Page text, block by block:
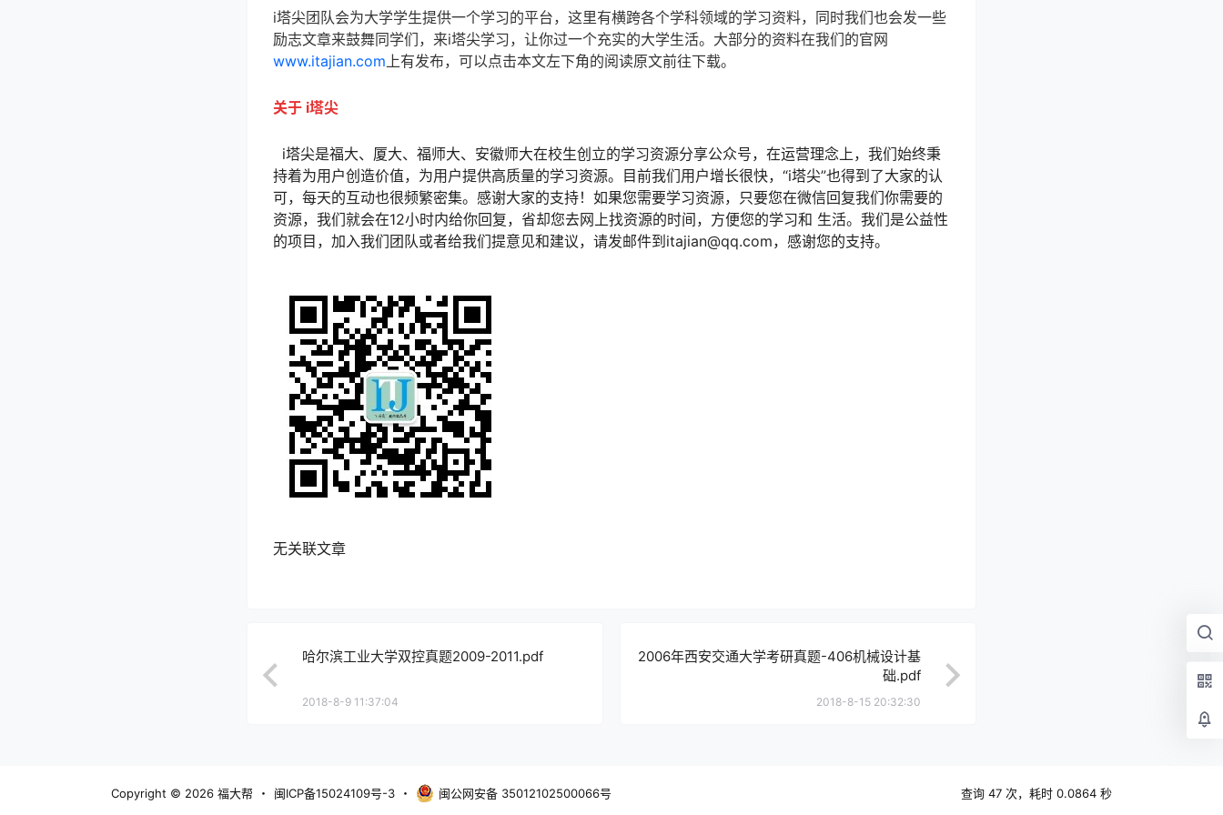
i塔尖团队会为大学学生提供一个学习的平台，这里有横跨各个学科领域的学习资料，同时我们也会发一些
励志文章来鼓舞同学们，来i塔尖学习，让你过一个充实的大学生活。大部分的资料在我们的官网
www.itajian.com 上有发布，可以点击本文左下角的阅读原文前往下载。
关于 i塔尖
i塔尖是福大、厦大、福师大、安徽师大在校生创立的学习资源分享公众号，在运营理念上，我们始终秉
持着为用户创造价值，为用户提供高质量的学习资源。目前我们用户增长很快，“i塔尖”也得到了大家的认
可，每天的互动也很频繁密集。感谢大家的支持！如果您需要学习资源，只要您在微信回复我们你需要的
资源，我们就会在12小时内给你回复，省却您去网上找资源的时间，方便您的学习和 生活。我们是公益性
的项目，加入我们团队或者给我们提意见和建议，请发邮件到itajian@qq.com，感谢您的支持。
无关联文章
哈尔滨工业大学双控真题2009-2011.pdf
2018-8-9 11:37:04
2006年西安交通大学考研真题-406机械设计基
础.pdf
2018-8-15 20:32:30
Copyright © 2026 福大帮 ・ 闽ICP备15024109号-3 ・ 闽公网安备 35012102500066号 查询 47 次，耗时 0.0864 秒